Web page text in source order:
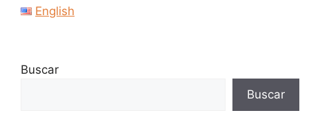
English
Buscar
Buscar